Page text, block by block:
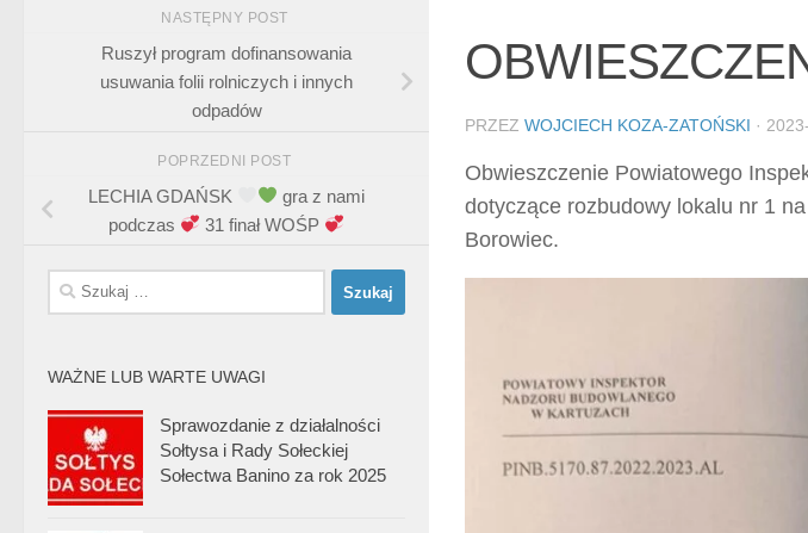
PRZEZ WOJCIECH KOZA-ZATOŃSKI ·
Obwieszczenie Powiatowego
dotyczące rozbudowy lokalu nr 1
Borowiec.
NASTĘPNY POST
Ruszył program dofinansowania
usuwania folii rolniczych i innych
odpadów
POPRZEDNI POST
LECHIA GDAŃSK
gra z nami
podczas
31 finał WOŚP
Szukaj:
WAŻNE LUB WARTE UWAGI
Sprawozdanie z działalności
Sołtysa i Rady Sołeckiej
Sołectwa Banino za rok 2025